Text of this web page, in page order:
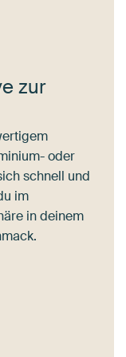
zur
oder
schnell und
im
in deinem